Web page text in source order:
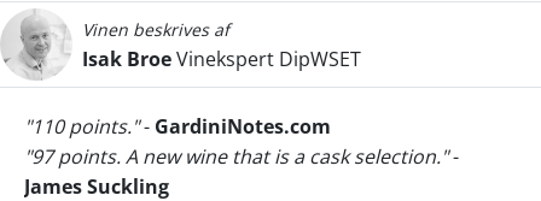
Vinen beskrives af
Isak BroeVinekspert DipWSET
"110 points."- GardiniNotes.com
"97 points. A new wine that is a cask selection."-
James Suckling